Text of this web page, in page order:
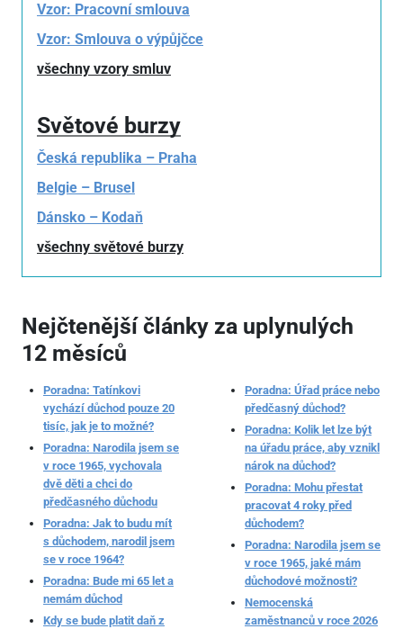
Vzor: Pracovní smlouva
Vzor: Smlouva o výpůjčce
všechny vzory smluv
Světové burzy
Česká republika – Praha
Belgie – Brusel
Dánsko – Kodaň
všechny světové burzy
Nejčtenější články za uplynulých
12 měsíců
Poradna: Tatínkovi
vychází důchod pouze 20
tisíc, jak je to možné?
Poradna: Narodila jsem se
v roce 1965, vychovala
dvě děti a chci do
předčasného důchodu
Poradna: Jak to budu mít
s důchodem, narodil jsem
se v roce 1964?
Poradna: Bude mi 65 let a
nemám důchod
Kdy se bude platit daň z
Poradna: Úřad práce nebo
předčasný důchod?
Poradna: Kolik let lze být
na úřadu práce, aby vznikl
nárok na důchod?
Poradna: Mohu přestat
pracovat 4 roky před
důchodem?
Poradna: Narodila jsem se
v roce 1965, jaké mám
důchodové možnosti?
Nemocenská
zaměstnanců v roce 2026